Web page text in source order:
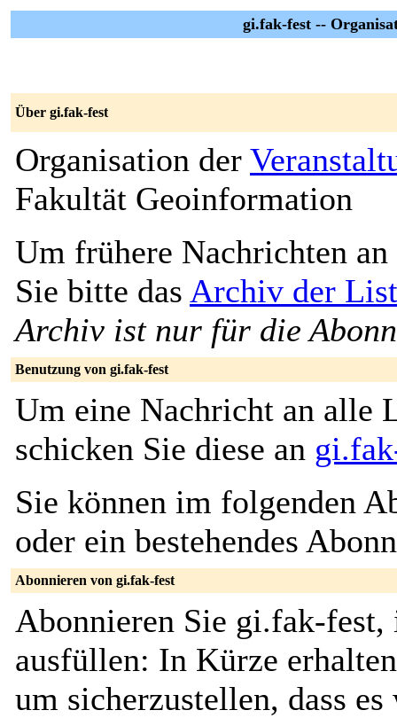
gi.fak-fest --
Über gi.fak-fest
Organisation der
Fakultät Geoinformation
Um frühere Nachrichten an
Sie bitte das Archiv der
Archiv ist nur für die
Benutzung von gi.fak-fest
Um eine Nachricht an alle
schicken Sie diese an
Sie können im folgenden
oder ein bestehendes
Abonnieren von gi.fak-fest
Abonnieren Sie gi.fak-fest,
ausfüllen: In Kürze
um sicherzustellen, dass